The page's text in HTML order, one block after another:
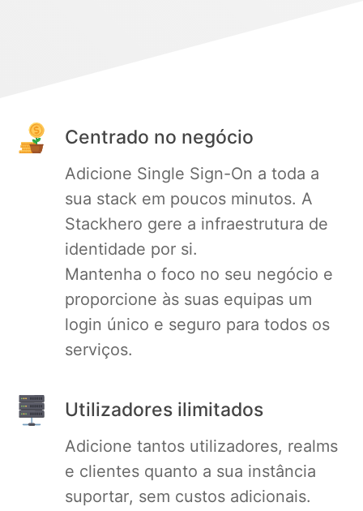
PHP
Postfix
PostgreSQL
Prometheus
Python
Redis®*
RethinkDB
Centrado no negócio
Adicione Single Sign-On a toda a
sua stack em poucos minutos. A
Stackhero gere a infraestrutura de
identidade por si.
Mantenha o foco no seu negócio e
proporcione às suas equipas um
login único e seguro para todos os
serviços.
Utilizadores ilimitados
Adicione tantos utilizadores, realms
e clientes quanto a sua instância
suportar, sem custos adicionais.